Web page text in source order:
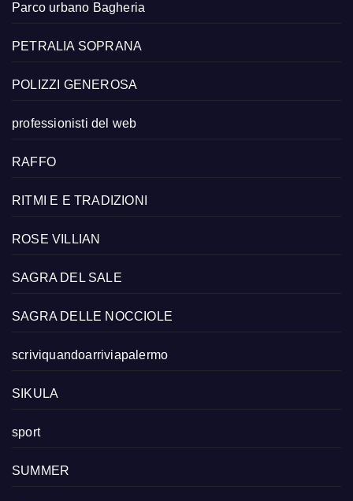
Parco urbano Bagheria
PETRALIA SOPRANA
POLIZZI GENEROSA
professionisti del web
RAFFO
RITMI E E TRADIZIONI
ROSE VILLIAN
SAGRA DEL SALE
SAGRA DELLE NOCCIOLE
scriviquandoarriviapalermo
SIKULA
sport
SUMMER